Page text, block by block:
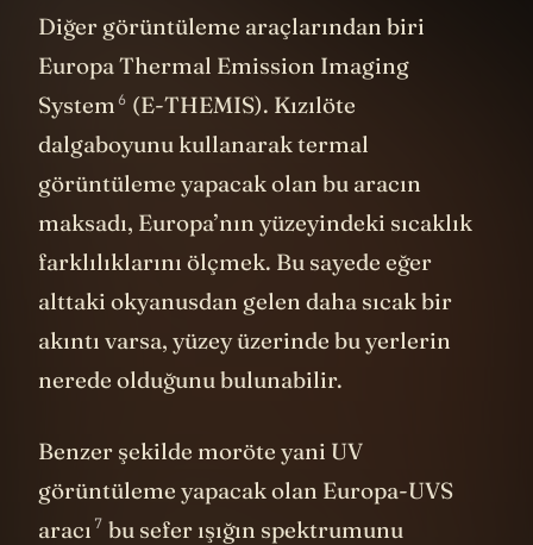
Diğer görüntüleme araçlarından biri
Europa Thermal Emission Imaging
System6 (E-THEMIS). Kızılöte
dalgaboyunu kullanarak termal
görüntüleme yapacak olan bu aracın
maksadı, Europa’nın yüzeyindeki sıcaklık
farklılıklarını ölçmek. Bu sayede eğer
alttaki okyanusdan gelen daha sıcak bir
akıntı varsa, yüzey üzerinde bu yerlerin
nerede olduğunu bulunabilir.
Benzer şekilde moröte yani UV
görüntüleme yapacak olan Europa-UVS
aracı 7 bu sefer ışığın spektrumunu